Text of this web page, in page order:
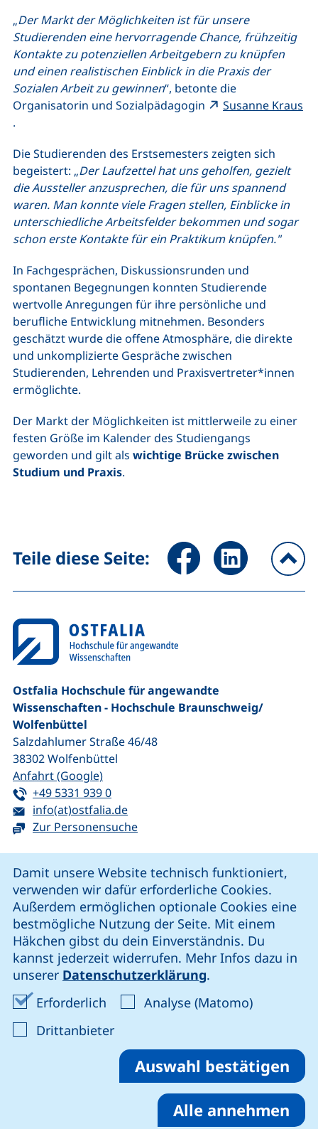
Damit unsere Website technisch funktioniert,
verwenden wir dafür erforderliche Cookies.
Außerdem ermöglichen optionale Cookies eine
bestmögliche Nutzung der Seite. Mit einem
Häkchen gibst du dein Einverständnis. Du
kannst jederzeit widerrufen. Mehr Infos dazu in
unserer Datenschutzerklärung.
Erforderlich Erforderliche Cookies akzeptieren
Analyse (Matomo)Analyse-
Drittanbieter: Cookies von Drittanbieter
Auswahl bestätigen
Alle annehmen
„Der Markt der Möglichkeiten ist für unsere
Studierenden eine hervorragende Chance, frühzeitig
Kontakte zu potenziellen Arbeitgebern zu knüpfen
und einen realistischen Einblick in die Praxis der
Sozialen Arbeit zu gewinnen“, betonte die
Organisatorin und Sozialpädagogin
Susanne Kraus
(externer Link, öffnet neues Fenster)
.
Die Studierenden des Erstsemesters zeigten sich
begeistert: „Der Laufzettel hat uns geholfen, gezielt
die Aussteller anzusprechen, die für uns spannend
waren. Man konnte viele Fragen stellen, Einblicke in
unterschiedliche Arbeitsfelder bekommen und sogar
schon erste Kontakte für ein Praktikum knüpfen."
In Fachgesprächen, Diskussionsrunden und
spontanen Begegnungen konnten Studierende
wertvolle Anregungen für ihre persönliche und
berufliche Entwicklung mitnehmen. Besonders
geschätzt wurde die offene Atmosphäre, die direkte
und unkomplizierte Gespräche zwischen
Studierenden, Lehrenden und Praxisvertreter*innen
ermöglichte.
Der Markt der Möglichkeiten ist mittlerweile zu einer
festen Größe im Kalender des Studiengangs
geworden und gilt als wichtige Brücke zwischen
Studium und Praxis.
Teile diese Seite: Seite über Facebook teilen
Seite über
Ostfalia Hochschule für angewandte
Wissenschaften - Hochschule Braunschweig/​
Wolfenbüttel
Salzdahlumer Straße 46/48
38302Wolfenbüttel
Anfahrt (Google)(externer Link, öffnet neues Fenster)
Tel:
+49 5331 939 0(startet einen Telefonanruf, wenn Ihr
E-Mail:
info(at)ostfalia.de(öffnet Ihr E-Mail-Programm)
Zur Personensuche
unsere Facebook-Seite (externer Link, öffnet neues
unsere LinkedIn-Seite (externer Link, öffnet
unsere Instagram-Seite (externer Link,
unsere YouTube-Seite (externer
Cookie-Einstellungen
Impressum
Datenschutz
Erklärung zur Barrierefreiheit